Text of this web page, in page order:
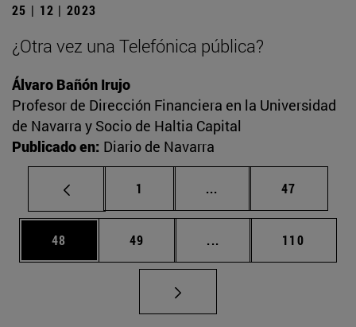
25 | 12 | 2023
¿Otra vez una Telefónica pública?
Álvaro Bañón Irujo
Profesor de Dirección Financiera en la Universidad
de Navarra y Socio de Haltia Capital
Publicado en: Diario de Navarra
Página
1 ... Páginas intermedias
Página
47
Página
48 Página
49 ... Páginas intermedias
Página
110